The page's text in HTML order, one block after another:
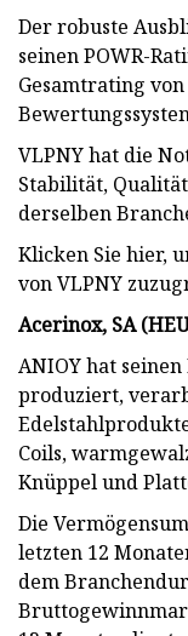
Der robuste
seinen POWR-
Gesamtrating
VLPNY hat die
Stabilität,
derselben
Klicken Sie hier,
von VLPNY
Acerinox, SA (
ANIOY hat
produziert,
Coils,
Knüppel und
Die
letzten 12
dem